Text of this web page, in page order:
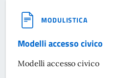
MODULISTICA
Modelli accesso civico
Modelli accesso civico